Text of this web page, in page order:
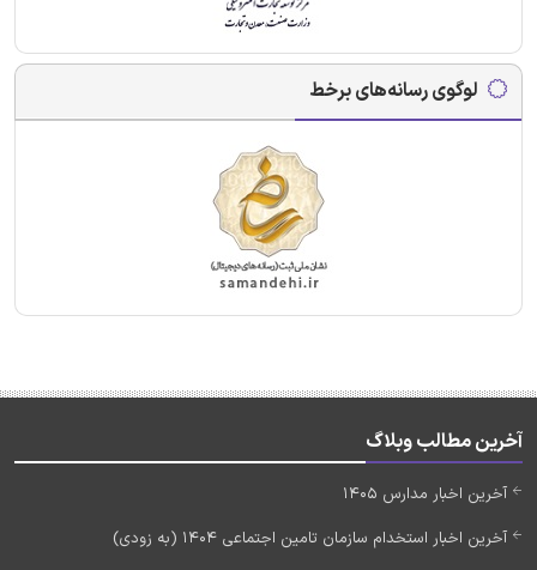
لوگوی رسانه‌های برخط
آخرین مطالب وبلاگ
آخرین اخبار مدارس 1405
آخرین اخبار استخدام سازمان تامین اجتماعی 1404 (به زودی)